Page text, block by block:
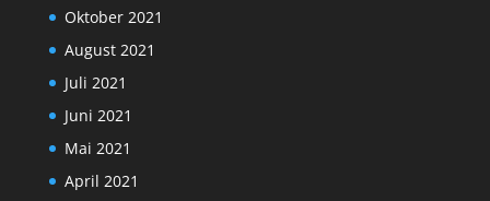
Oktober 2021
August 2021
Juli 2021
Juni 2021
Mai 2021
April 2021